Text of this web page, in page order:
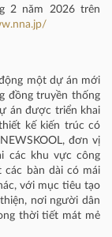
2 năm 2026 trên
một dự án mới
đồng truyền thống
án được triển khai
kế kiến trúc có
đơn vị
các khu vực công
bàn dài có mái
với mục tiêu tạo
nơi người dân
thời tiết mát mẻ